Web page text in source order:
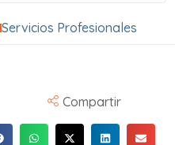
Servicios Profesionales
Compartir